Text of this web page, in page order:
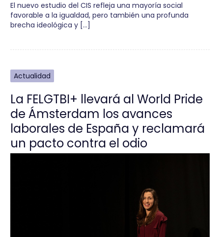
El nuevo estudio del CIS refleja una mayoría social
favorable a la igualdad, pero también una profunda
brecha ideológica y […]
Actualidad
La FELGTBI+ llevará al World Pride
de Ámsterdam los avances
laborales de España y reclamará
un pacto contra el odio